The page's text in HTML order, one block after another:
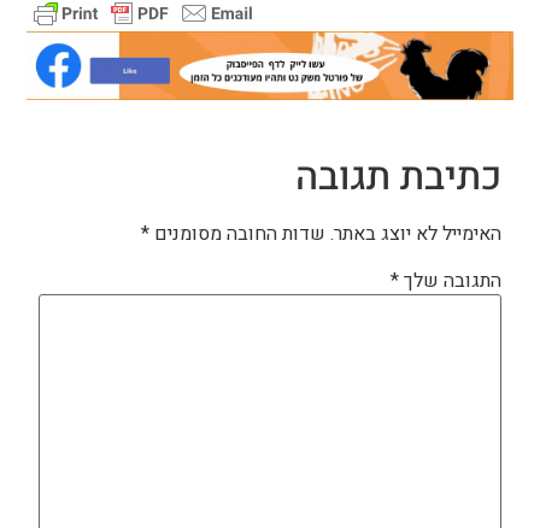
כתיבת תגובה
האימייל לא יוצג באתר. שדות החובה מסומנים *
התגובה שלך*